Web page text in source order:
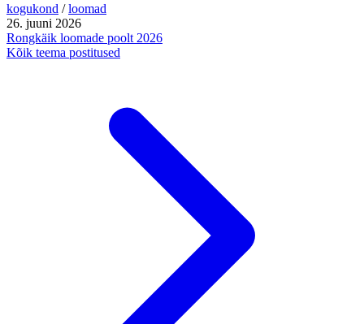
kogukond / loomad
26. juuni 2026
Rongkäik loomade poolt 2026
Kõik teema postitused